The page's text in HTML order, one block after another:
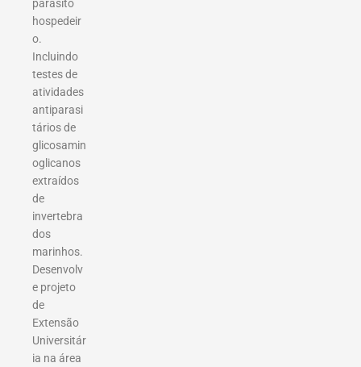
parasito
hospedeir
o.
Incluindo
testes de
atividades
antiparasi
tários de
glicosamin
oglicanos
extraídos
de
invertebra
dos
marinhos.
Desenvolv
e projeto
de
Extensão
Universitár
ia na área